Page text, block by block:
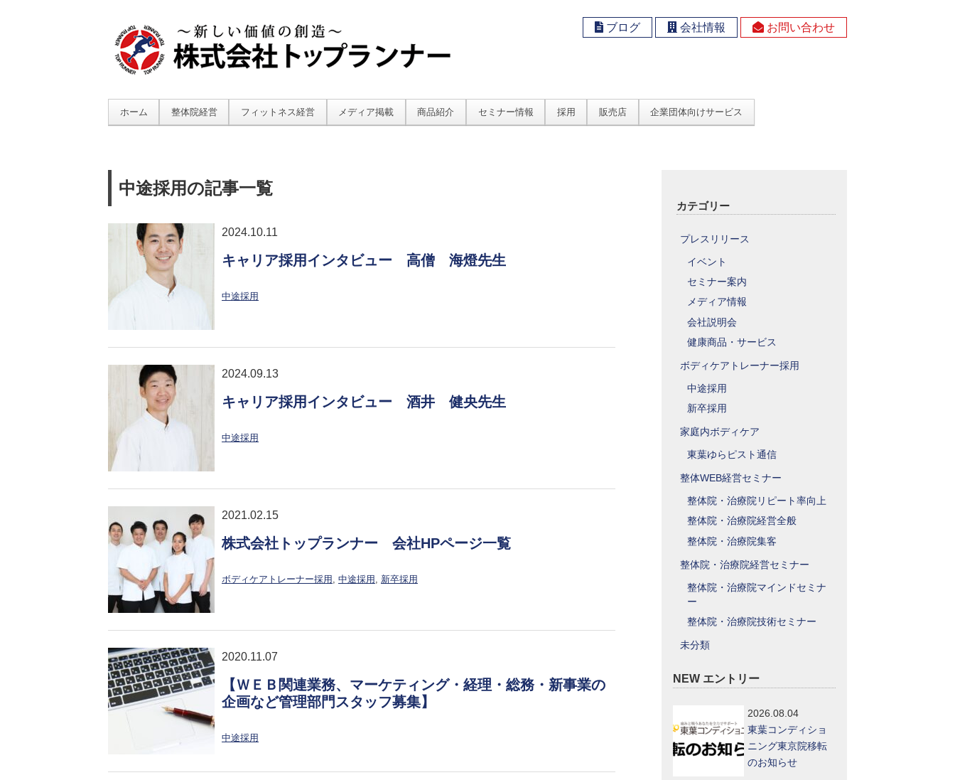
ブログ 会社情報 お問い合わせ
ホーム 整体院経営 フィットネス経営 メディア掲載 商品紹介 セミナー情報 採用 販売店 企業団体向けサービス
中途採用の記事一覧
2024.10.11
キャリア採用インタビュー 高僧 海燈先生
中途採用
2024.09.13
キャリア採用インタビュー 酒井 健央先生
中途採用
2021.02.15
株式会社トップランナー 会社HPページ一覧
ボディケアトレーナー採用 , 中途採用 , 新卒採用
2020.11.07
【ＷＥＢ関連業務、マーケティング・経理・総務・新事業の
企画など管理部門スタッフ募集】
中途採用
カテゴリー
プレスリリース
イベント
セミナー案内
メディア情報
会社説明会
健康商品・サービス
ボディケアトレーナー採用
中途採用
新卒採用
家庭内ボディケア
東葉ゆらピスト通信
整体WEB経営セミナー
整体院・治療院リピート率向上
整体院・治療院経営全般
整体院・治療院集客
整体院・治療院経営セミナー
整体院・治療院マインドセミナ
ー
整体院・治療院技術セミナー
未分類
NEW エントリー
2026.08.04
東葉コンディショ
ニング東京院移転
のお知らせ